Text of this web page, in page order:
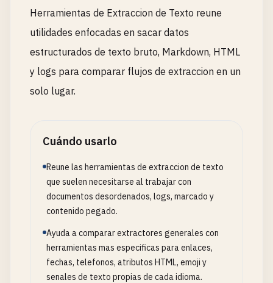
Herramientas de Extraccion de Texto reune
utilidades enfocadas en sacar datos
estructurados de texto bruto, Markdown, HTML
y logs para comparar flujos de extraccion en un
solo lugar.
Cuándo usarlo
Reune las herramientas de extraccion de texto
que suelen necesitarse al trabajar con
documentos desordenados, logs, marcado y
contenido pegado.
Ayuda a comparar extractores generales con
herramientas mas especificas para enlaces,
fechas, telefonos, atributos HTML, emoji y
senales de texto propias de cada idioma.